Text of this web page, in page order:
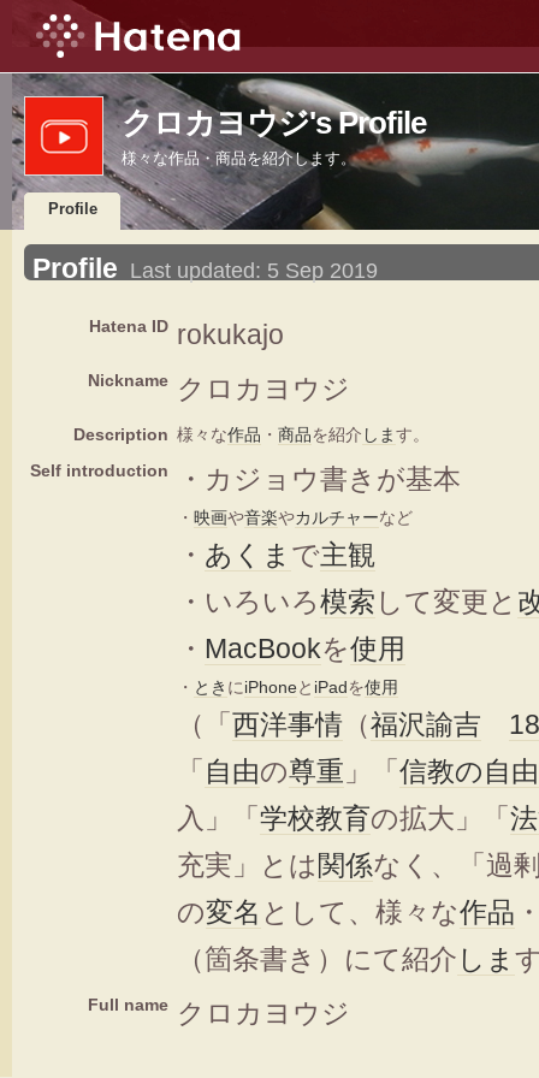
クロカヨウジ's Profile
様々な作品・商品を紹介します。
Profile
Profile Last updated: 5 Sep 2019
Hatena ID rokukajo
Nickname クロカヨウジ
Description 様々な作品 ・ 商品を紹介 します。
Self introduction
・カジョウ書きが基本
・ 映画や音楽やカルチャーなど
・ あくま で主観
・いろいろ模索 して変更と
・ MacBookを使用
・ とき にiPhoneと iPadを使用
（「 西洋事情 （福沢諭吉
「 自由の尊重 」「 信教の自由
入」「 学校教育の拡大」「
充実」とは関係なく、「過
の変名 として、様々な作品
（箇条書き）にて紹介 しま
Full name クロカヨウジ